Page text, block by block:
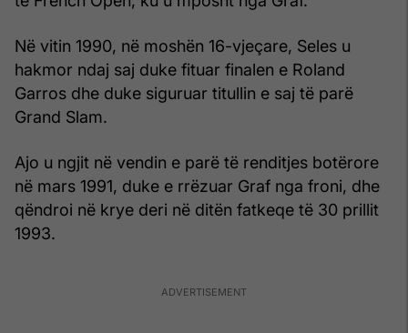
Në vitin 1990, në moshën 16-vjeçare, Seles u
hakmor ndaj saj duke fituar finalen e Roland
Garros dhe duke siguruar titullin e saj të parë
Grand Slam.
Ajo u ngjit në vendin e parë të renditjes botërore
në mars 1991, duke e rrëzuar Graf nga froni, dhe
qëndroi në krye deri në ditën fatkeqe të 30 prillit
1993.